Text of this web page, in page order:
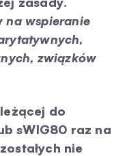
na wspieranie
związków
do
sWIG80 raz na
nie